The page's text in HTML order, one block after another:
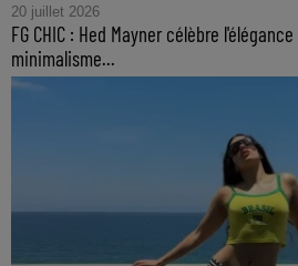
20 juillet 2026
FG CHIC : Hed Mayner célèbre
minimalisme...